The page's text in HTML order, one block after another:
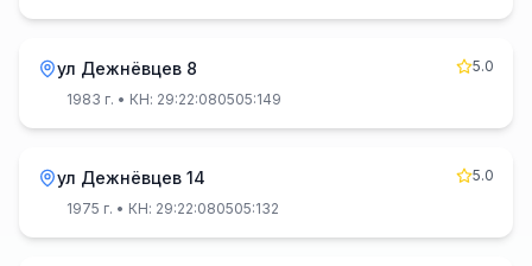
ул Дежнёвцев 8
5.0
1983 г. • КН: 29:22:080505:149
ул Дежнёвцев 14
5.0
1975 г. • КН: 29:22:080505:132